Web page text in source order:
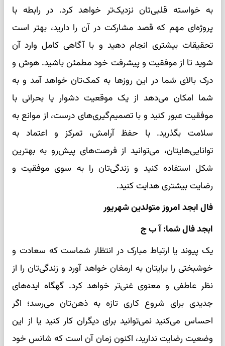
به خواسته قلبی‌تان نزدیک‌تر خواهد کرد. در رابطه با
پروژه‌ای مهم که قصد مشارکت در آن را دارید، بهتر است
تحقیقات بیشتری انجام دهید و با آگاهی کامل وارد آن
شوید تا از موفقیت و پیشرفت خود مطمئن باشید. هوش و
درک بالای شما در این روزها به کمک‌تان خواهد آمد و به
شما امکان می‌دهد از یک موقعیت دشوار یا بحرانی با
موفقیت عبور کنید و با تصمیم‌گیری‌های درست، از موانع به
سلامت بگذرید. با حفظ آرامش، تمرکز و اعتماد به
توانایی‌هایتان، می‌توانید از فرصت‌های پیش‌رو به بهترین
شکل استفاده کنید و زندگی‌تان را به سوی موفقیت و
رضایت بیشتری هدایت کنید.
فال ابجد امروز متولدین شهریور
ابجد فال شما: آ ب ج
یک پیوند یا ارتباط مبارک در انتظار شماست که سعادت و
خوشبختی را برایتان به ارمغان خواهد آورد و زندگی‌تان را از
نظر عاطفی و معنوی غنی‌تر خواهد کرد. گهگاه ایده‌های
جدیدی برای شروع کاری تازه به ذهن‌تان می‌رسد؛ اگر
احساس می‌کنید نمی‌توانید برای دیگران کار کنید یا از این
وضعیت رضایت ندارید، اکنون زمان آن است که شانس خود